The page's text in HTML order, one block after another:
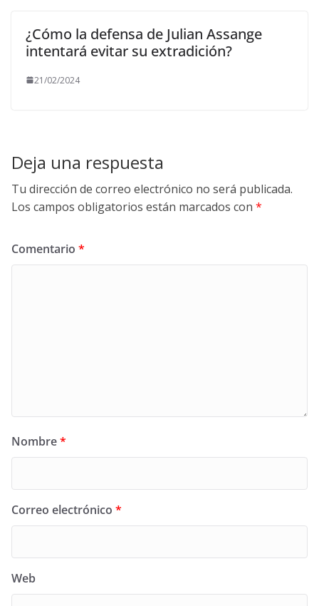
¿Cómo la defensa de Julian Assange
intentará evitar su extradición?
21/02/2024
Deja una respuesta
Tu dirección de correo electrónico no será publicada.
Los campos obligatorios están marcados con *
Comentario *
Nombre*
Correo electrónico *
Web